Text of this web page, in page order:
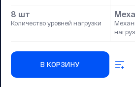
8 шт
Количество уровней нагрузки
В КОРЗИНУ